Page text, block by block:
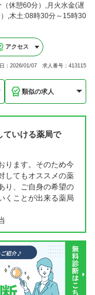
休憩60分）,月火水金(遅
,木土:08時30分～15時30
アクセス
：2026/01/07 求人番号：413115
類似の求人
ていける薬局で
ります。そのため今
してもオススメの薬
り、ご自身の希望の
くことが出来る薬局